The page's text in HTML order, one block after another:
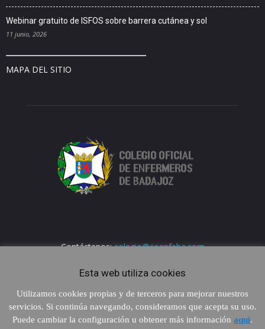
Webinar gratuito de ISFOS sobre barrera cutánea y sol
11 junio, 2026
MAPA DEL SITIO
Contáctenos:colegio@coenfeba.com
Esta web utiliza cookies
Utilizamos cookies propias y de terceros para mejorar nuestros
servicios. Si continúa navegando, consideramos que acepta su uso.
Puede cambiar la configuración u obtener más información aquí.